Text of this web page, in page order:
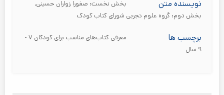
نویسنده متن
بخش نخست: صفورا زواران حسینی,
بخش دوم: گروه علوم تجربی شورای کتاب کودک
برچسب ها
معرفی کتاب‌های مناسب برای کودکان ۷ -
۹ سال